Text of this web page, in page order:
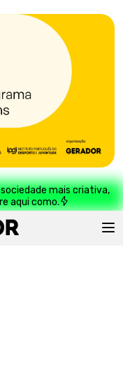
mais criativa,
aqui como.